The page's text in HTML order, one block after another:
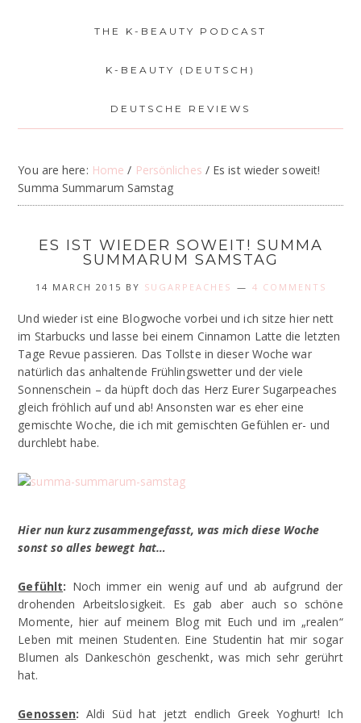
THE K-BEAUTY PODCAST
K-BEAUTY (DEUTSCH)
DEUTSCHE REVIEWS
You are here: Home / Persönliches /Es ist wieder soweit!
Summa Summarum Samstag
ES IST WIEDER SOWEIT! SUMMA
SUMMARUM SAMSTAG
14 MARCH 2015 BY SUGARPEACHES 4 COMMENTS
Und wieder ist eine Blogwoche vorbei und ich sitze hier nett
im Starbucks und lasse bei einem Cinnamon Latte die letzten
Tage Revue passieren. Das Tollste in dieser Woche war
natürlich das anhaltende Frühlingswetter und der viele
Sonnenschein – da hüpft doch das Herz Eurer Sugarpeaches
gleich fröhlich auf und ab! Ansonsten war es eher eine
gemischte Woche, die ich mit gemischten Gefühlen er- und
durchlebt habe.
Hier nun kurz zusammengefasst, was mich diese Woche
sonst so alles bewegt hat…
Gefühlt: Noch immer ein wenig auf und ab aufgrund der
drohenden Arbeitslosigkeit. Es gab aber auch so schöne
Momente, hier auf meinem Blog mit Euch und im „realen“
Leben mit meinen Studenten. Eine Studentin hat mir sogar
Blumen als Dankeschön geschenkt, was mich sehr gerührt
hat.
Genossen: Aldi Süd hat jetzt endlich Greek Yoghurt! Ich